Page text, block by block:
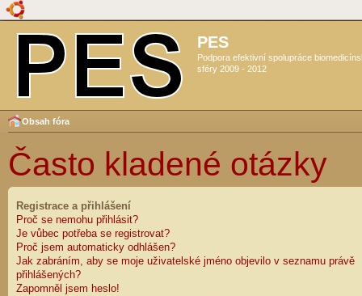
PES
Podpora efektivní spolupráce
sféry 2009 - 2012
Obsah fóra
Často kladené otázky
Registrace a přihlášení
Proč se nemohu přihlásit?
Je vůbec potřeba se registrovat?
Proč jsem automaticky odhlášen?
Jak zabráním, aby se moje uživatelské jméno objevilo v seznamu právě
přihlášených?
Zapomněl jsem heslo!